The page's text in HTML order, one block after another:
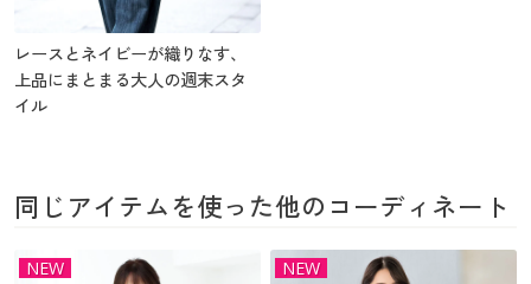
レースとネイビーが織りなす、
上品にまとまる大人の週末スタ
イル
同じアイテムを使った他のコーディネート
NEW NEW